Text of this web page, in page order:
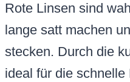
Rote Linsen sind
lange satt machen
stecken. Durch die
ideal für die